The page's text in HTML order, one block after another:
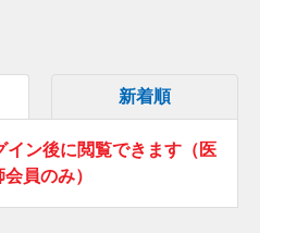
新着順
ン後に閲覧できます（医
会員のみ）